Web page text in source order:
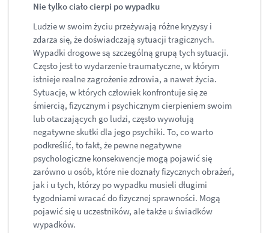
Nie tylko ciało cierpi po wypadku
Ludzie w swoim życiu przeżywają różne kryzysy i
zdarza się, że doświadczają sytuacji tragicznych.
Wypadki drogowe są szczególną grupą tych sytuacji.
Często jest to wydarzenie traumatyczne, w którym
istnieje realne zagrożenie zdrowia, a nawet życia.
Sytuacje, w których człowiek konfrontuje się ze
śmiercią, fizycznym i psychicznym cierpieniem swoim
lub otaczających go ludzi, często wywołują
negatywne skutki dla jego psychiki. To, co warto
podkreślić, to fakt, że pewne negatywne
psychologiczne konsekwencje mogą pojawić się
zarówno u osób, które nie doznały fizycznych obrażeń,
jak i u tych, którzy po wypadku musieli długimi
tygodniami wracać do fizycznej sprawności. Mogą
pojawić się u uczestników, ale także u świadków
wypadków.